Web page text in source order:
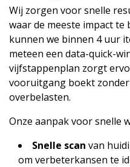
Wij zorgen voor snelle
waar de meeste impact
kunnen we binnen 4 uur
meteen een data-quick-
vijfstappenplan zorgt
vooruitgang boekt
overbelasten.
Onze aanpak voor snelle
Snelle scan van
om verbeterkansen te